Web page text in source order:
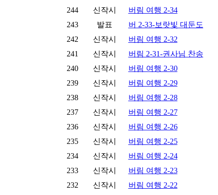
244
신작시
버림 여행 2-34
243
발표
버 2-33-보랏빛 대둔도
242
신작시
버림 여행 2-32
241
신작시
버림 2-31-권사님 찬송
240
신작시
버림 여행 2-30
239
신작시
버림 여행 2-29
238
신작시
버림 여행 2-28
237
신작시
버림 여행 2-27
236
신작시
버림 여행 2-26
235
신작시
버림 여행 2-25
234
신작시
버림 여행 2-24
233
신작시
버림 여행 2-23
232
신작시
버림 여행 2-22